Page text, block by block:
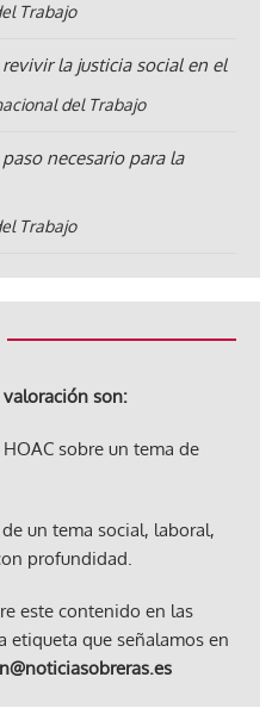
Trabajo
la justicia social en el
del Trabajo
necesario para la
Trabajo
valoración son:
sobre un tema de
un tema social, laboral,
profundidad.
este contenido en las
etiqueta que señalamos en